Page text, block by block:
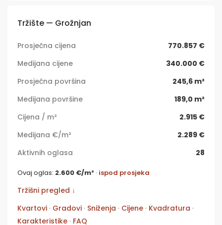
Tržište — Grožnjan
Prosječna cijena
770.857 €
Medijana cijene
340.000 €
Prosječna površina
245,6 m²
Medijana površine
189,0 m²
Cijena / m²
2.915 €
Medijana €/m²
2.289 €
Aktivnih oglasa
28
Ovaj oglas: 2.600 €/m² · ispod prosjeka
Tržišni pregled ↓
Kvartovi · Gradovi · Sniženja · Cijene · Kvadratura ·
Karakteristike · FAQ